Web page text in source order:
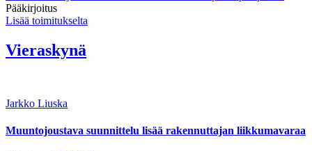
Pääkirjoitus
Lisää toimitukselta
Vieraskynä
Jarkko Liuska
Muuntojoustava suunnittelu lisää rakennuttajan liikkumavaraa